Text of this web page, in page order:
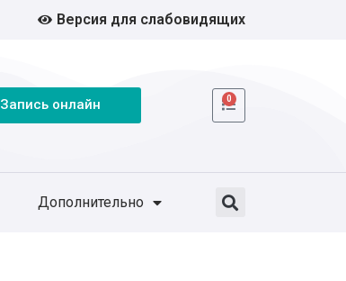
Версия для слабовидящих
Запись онлайн 0
Дополнительно